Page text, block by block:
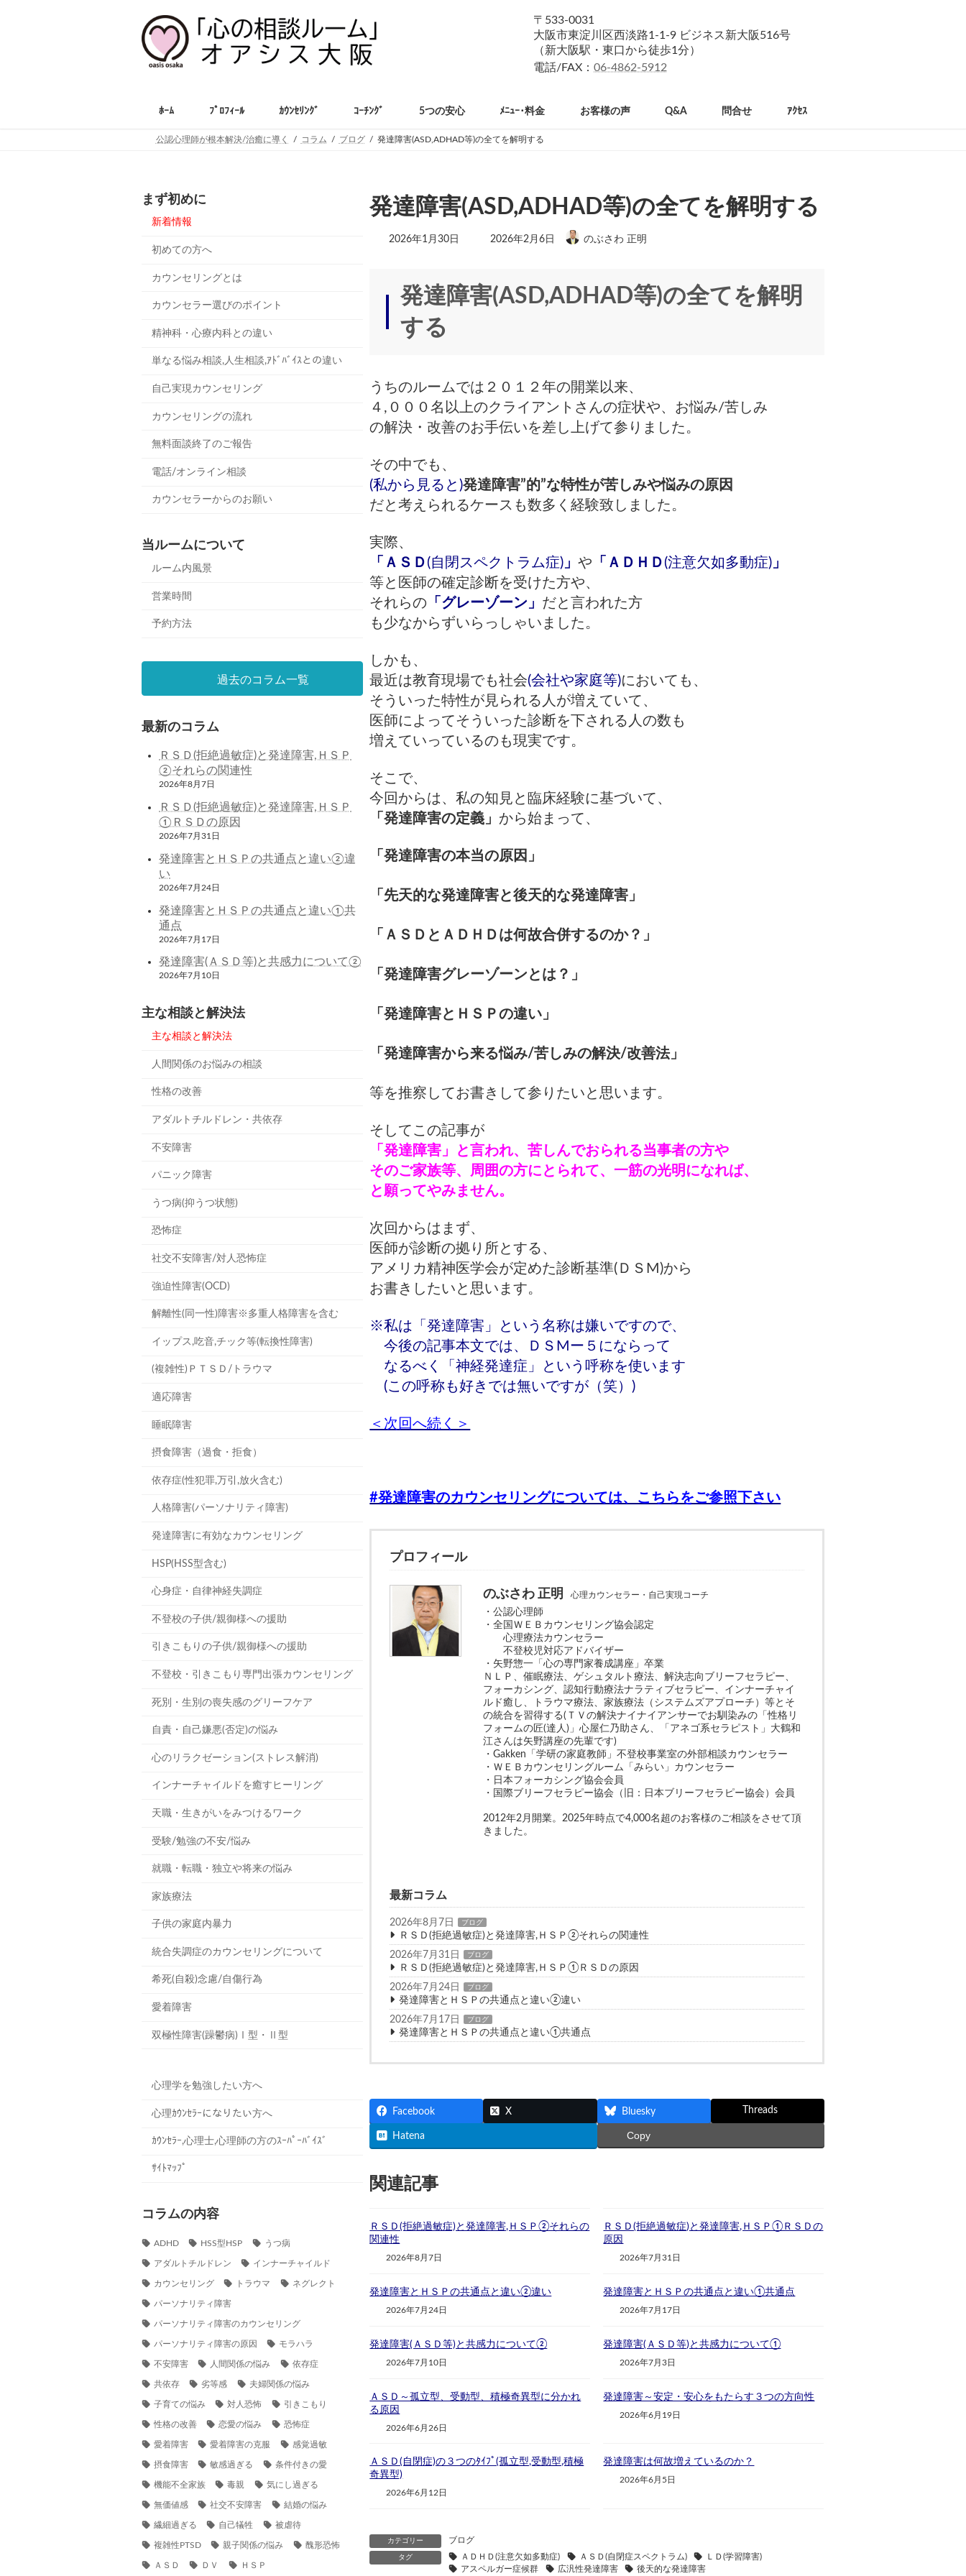
〒533-0031
大阪市東淀川区西淡路1-1-9 ビジネス新大阪516号
（新大阪駅・東口から徒歩1分）
電話/FAX： 06-4862-5912
ﾎｰﾑ ﾌﾟﾛﾌｨｰﾙ ｶｳﾝｾﾘﾝｸﾞ ｺｰﾁﾝｸﾞ 5つの安心 ﾒﾆｭｰ･料金 お客様の声 Q&A 問合せ ｱｸｾｽ
公認心理師が根本解決/治癒に導く コラム ブログ 発達障害(ASD,ADHAD等)の全てを解明する
発達障害(ASD,ADHAD等)の全てを解明する
2026年1月30日
最
日
時
2026年2月6日 のぶさわ 正明
発達障害(ASD,ADHAD等)の全てを解明
する
うちのルームでは２０１２年の開業以来、
４,０００名以上のクライアントさんの症状や、お悩み/苦しみ
の解決・改善のお手伝いを差し上げて参りました。
その中でも、
(私から見ると)発達障害”的”な特性が苦しみや悩みの原因
だと考えられるケースも数多く経験致しました。
実際、
「ＡＳＤ (自閉スペクトラム症) 」や 「ＡＤＨＤ (注意欠如多動症) 」
等と 医師の確定診断を受けた方や、
それらの 「グレーゾーン」 だと言われた方
も少なからずいらっしゃいました。
しかも、
最近は教育現場でも社会(会社や家庭等)においても、
そういった特性が見られる人が増えていて、
医師によってそういった診断を下される人の数も
増えていっているのも現実です。
そこで、
今回からは、私の知見と臨床経験に基づいて、
「発達障害の定義」 から始まって、
「発達障害の本当の原因」
「先天的な発達障害と後天的な発達障害」
「ＡＳＤとＡＤＨＤは何故合併するのか？」
「発達障害グレーゾーンとは？」
「発達障害とＨＳＰの違い」
「発達障害から来る悩み/苦しみの解決/改善法」
等を推察してお書きして参りたいと思います。
そしてこの記事が
「発達障害」と言われ、苦しんでおられる当事者の方や
そのご家族等、周囲の方にとられて、一筋の光明になれば、
と願ってやみません。
次回からはまず、
医師が診断の拠り所とする、
アメリカ精神医学会が定めた診断基準(ＤＳМ)から
お書きしたいと思います。
※私は「発達障害」という名称は嫌いですので、
今後の記事本文では、
ＤＳМー５にならって
なるべく「神経発達症」という呼称を使います
(この呼称も好きでは無いですが（笑）)
＜次回へ続く＞
#発達障害のカウンセリングについては、こちらをご参照下さい
プロフィール
のぶさわ 正明 心理カウンセラー・自己実現コーチ
・公認心理師
・全国ＷＥＢカウンセリング協会認定
心理療法カウンセラー
不登校児対応アドバイザー
・矢野惣一「心の専門家養成講座」卒業
ＮＬＰ、催眠療法、ゲシュタルト療法、解決志向ブリーフセラピー、
フォーカシング、認知行動療法ナラティブセラピー、インナーチャイ
ルド癒し、トラウマ療法、家族療法（システムズアプローチ）等とそ
の統合を習得する(ＴＶの解決ナイナイアンサーでお馴染みの「性格リ
フォームの匠(達人)」心屋仁乃助さん、「アネゴ系セラピスト」大鶴和
江さんは矢野講座の先輩です)
・Gakken「学研の家庭教師」不登校事業室の外部相談カウンセラー
・ＷＥＢカウンセリングルーム「みらい」カウンセラー
・日本フォーカシング協会会員
・国際ブリーフセラピー協会（旧：日本ブリーフセラピー協会）会員
2012年2月開業。2025年時点で4,000名超のお客様のご相談をさせて頂
きました。
最新コラム
2026年8月7日 ブログ
ＲＳＤ(拒絶過敏症)と発達障害,ＨＳＰ②それらの関連性
2026年7月31日
ブログ
ＲＳＤ(拒絶過敏症)と発達障害,ＨＳＰ①ＲＳＤの原因
2026年7月24日
ブログ
発達障害とＨＳＰの共通点と違い②違い
2026年7月17日
ブログ
発達障害とＨＳＰの共通点と違い①共通点
Facebook X Bluesky Threads
Hatena Copy
関連記事
ＲＳＤ(拒絶過敏症)と発達障害,ＨＳＰ②それらの
関連性
2026年8月7日
ＲＳＤ(拒絶過敏症)と発達障害,ＨＳＰ①ＲＳＤの
原因
2026年7月31日
発達障害とＨＳＰの共通点と違い②違い
2026年7月24日
発達障害とＨＳＰの共通点と違い①共通点
2026年7月17日
発達障害(ＡＳＤ等)と共感力について②
2026年7月10日
発達障害(ＡＳＤ等)と共感力について①
2026年7月3日
ＡＳＤ～孤立型、受動型、積極奇異型に分かれ
る原因
2026年6月26日
発達障害～安定・安心をもたらす３つの方向性
2026年6月19日
ＡＳＤ(自閉症)の３つのﾀｲﾌﾟ(孤立型,受動型,積極
奇異型)
2026年6月12日
発達障害は何故増えているのか？
2026年6月5日
カテゴリー ブログ
タグ ＡＤＨＤ(注意欠如多動症) ＡＳＤ(自閉症スペクトラム)
ＬＤ(学習障害)
アスペルガー症候群
広汎性発達障害 後天的な発達障害
まず初めに
新着情報
初めての方へ
カウンセリングとは
カウンセラー選びのポイント
精神科・心療内科との違い
単なる悩み相談,人生相談,ｱﾄﾞﾊﾞｲｽとの違い
自己実現カウンセリング
カウンセリングの流れ
無料面談終了のご報告
電話/オンライン相談
カウンセラーからのお願い
当ルームについて
ルーム内風景
営業時間
予約方法
過去のコラム一覧
最新のコラム
ＲＳＤ(拒絶過敏症)と発達障害,ＨＳＰ
②それらの関連性
2026年8月7日
ＲＳＤ(拒絶過敏症)と発達障害,ＨＳＰ
①ＲＳＤの原因
2026年7月31日
発達障害とＨＳＰの共通点と違い②違
い
2026年7月24日
発達障害とＨＳＰの共通点と違い①共
通点
2026年7月17日
発達障害(ＡＳＤ等)と共感力について②
2026年7月10日
主な相談と解決法
主な相談と解決法
人間関係のお悩みの相談
性格の改善
アダルトチルドレン・共依存
不安障害
パニック障害
うつ病(抑うつ状態)
恐怖症
社交不安障害/対人恐怖症
強迫性障害(OCD)
解離性(同一性)障害※多重人格障害を含む
イップス,吃音,チック等(転換性障害)
(複雑性)ＰＴＳＤ/トラウマ
適応障害
睡眠障害
摂食障害（過食・拒食）
依存症(性犯罪,万引,放火含む)
人格障害(パーソナリティ障害)
発達障害に有効なカウンセリング
HSP(HSS型含む)
心身症・自律神経失調症
不登校の子供/親御様への援助
引きこもりの子供/親御様への援助
不登校・引きこもり専門出張カウンセリング
死別・生別の喪失感のグリーフケア
自責・自己嫌悪(否定)の悩み
心のリラクゼーション(ストレス解消)
インナーチャイルドを癒すヒーリング
天職・生きがいをみつけるワーク
受験/勉強の不安/悩み
就職・転職・独立や将来の悩み
家族療法
子供の家庭内暴力
統合失調症のカウンセリングについて
希死(自殺)念慮/自傷行為
愛着障害
双極性障害(躁鬱病)Ⅰ型・Ⅱ型
心理学を勉強したい方へ
心理ｶｳﾝｾﾗｰになりたい方へ
ｶｳﾝｾﾗｰ,心理士,心理師の方のｽｰﾊﾟｰﾊﾞｲｽﾞ
ｻｲﾄﾏｯﾌﾟ
コラムの内容
ADHD HSS型HSP うつ病
アダルトチルドレン インナーチャイルド
カウンセリング トラウマ ネグレクト
パーソナリティ障害
パーソナリティ障害のカウンセリング
パーソナリティ障害の原因 モラハラ
不安障害 人間関係の悩み 依存症
共依存 劣等感 夫婦関係の悩み
子育ての悩み 対人恐怖 引きこもり
性格の改善 恋愛の悩み 恐怖症
愛着障害 愛着障害の克服 感覚過敏
摂食障害 敏感過ぎる 条件付きの愛
機能不全家族 毒親 気にし過ぎる
無価値感 社交不安障害 結婚の悩み
繊細過ぎる 自己犠牲 被虐待
複雑性PTSD 親子関係の悩み 醜形恐怖
ＡＳＤ ＤＶ ＨＳＰ